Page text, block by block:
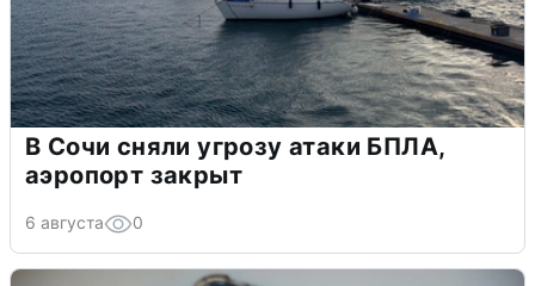
В Сочи сняли угрозу атаки БПЛА,
аэропорт закрыт
6 августа 0